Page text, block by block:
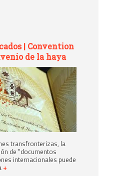
| Convention
de la haya
transfronterizas, la
de "documentos
internacionales puede
+